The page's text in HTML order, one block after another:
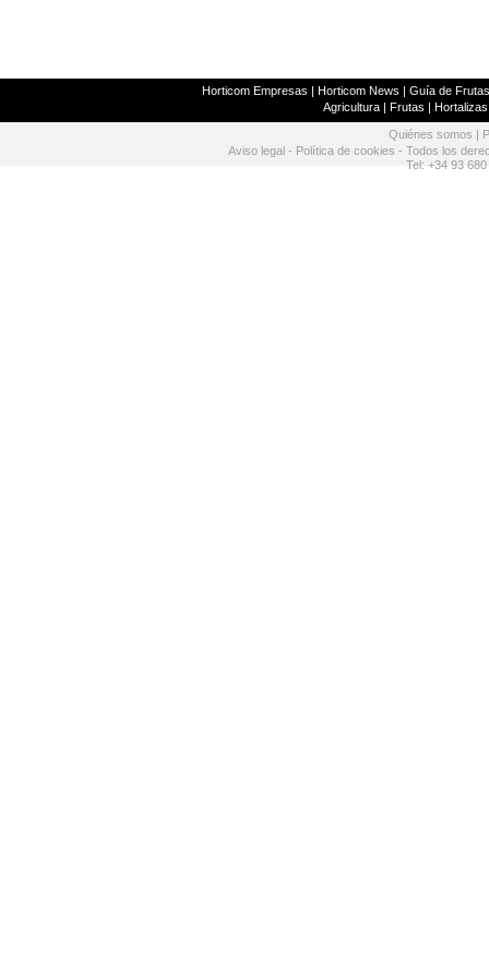
Horticom Empresas | Horticom News | Guía de
Agricultura| Frutas | Hortalizas
Quiénes somos
Aviso legal - Política de cookies - Todos los
Tel: +34 93